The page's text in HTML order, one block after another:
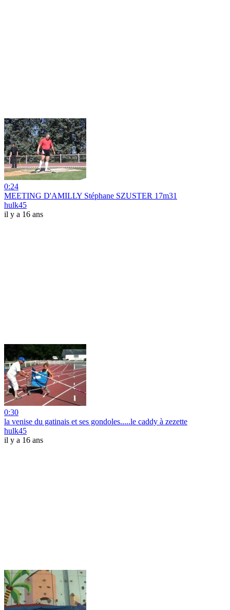
0:24
MEETING D'AMILLY Stéphane SZUSTER 17m31
hulk45
il y a 16 ans
0:30
la venise du gatinais et ses gondoles.....le caddy à zezette
hulk45
il y a 16 ans